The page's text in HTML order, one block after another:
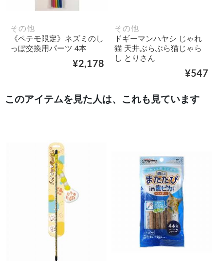
その他
《ペテモ限定》ネズミのし
っぽ交換用パーツ 4本
¥2,178
その他
ドギーマンハヤシ じゃれ
猫 天井ぶらぶら猫じゃら
し とりさん
¥547
このアイテムを見た人は、これも見ています